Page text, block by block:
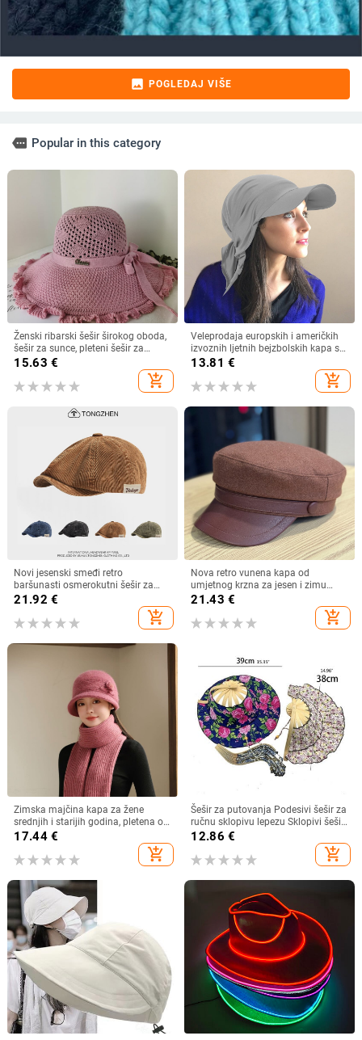
image POGLEDAJ VIŠE
more Popular in this category
Ženski ribarski šešir širokog oboda,
šešir za sunce, pleteni šešir za
sunce, šešir za odmor na plaži, šešir
15.63 €
add_shopping_cart
Veleprodaja europskih i američkih
izvoznih ljetnih bejzbolskih kapa s
vezicom na leđima, vanjski šešir,
13.81 €
add_shopping_cart
Novi jesenski smeđi retro
baršunasti osmerokutni šešir za
muškarce i žene, nošen unatrag s
beretkom, univerzalni šešir u jednoj
boji za jesen i zimu
21.92 €
add_shopping_cart
Nova retro vunena kapa od
umjetnog krzna za jesen i zimu
2025. za žene, britanski
osmerokutni ravni cilindar za
književna putovanja
21.43 €
add_shopping_cart
Zimska majčina kapa za žene
srednjih i starijih godina, pletena od
zečjeg krzna, otporna na hladnoću,
topla, vunena kapa plus baršunasta
kapa za umivaonik
17.44€
add_shopping_cart
Šešir za putovanja Podesivi šešir za
ručnu sklopivu lepezu Sklopivi šešir
od bambusa i lepeza Ljetna plaža
12.86 €
add_shopping_cart